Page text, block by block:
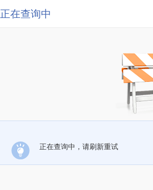
正在查询中
正在查询中，请刷新重试